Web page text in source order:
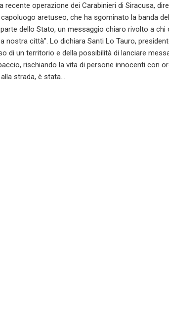
recente operazione dei Carabinieri di Siracusa,
aretuseo, che ha sgominato la banda
dello Stato, un messaggio chiaro rivolto a chi
nostra città”. Lo dichiara Santi Lo Tauro,
di un territorio e della possibilità di lanciare
rischiando la vita di persone innocenti con
strada, è stata…